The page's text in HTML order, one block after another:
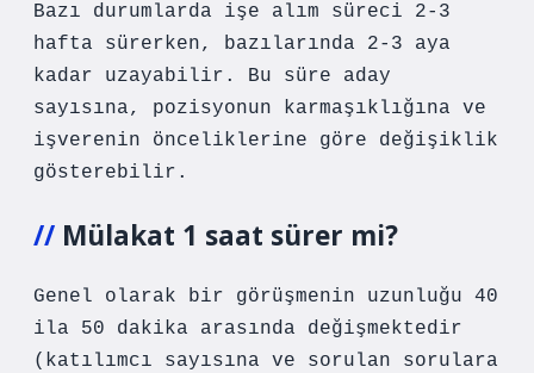
Bazı durumlarda işe alım süreci 2-3
hafta sürerken, bazılarında 2-3 aya
kadar uzayabilir. Bu süre aday
sayısına, pozisyonun karmaşıklığına ve
işverenin önceliklerine göre değişiklik
gösterebilir.
Mülakat 1 saat sürer mi?
Genel olarak bir görüşmenin uzunluğu 40
ila 50 dakika arasında değişmektedir
(katılımcı sayısına ve sorulan sorulara